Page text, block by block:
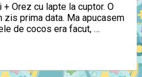
Orez cu lapte la cuptor. O
zis prima data. Ma apucasem
de cocos era facut, …